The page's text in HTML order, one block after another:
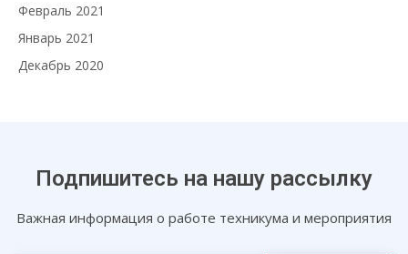
Февраль 2021
Январь 2021
Декабрь 2020
Подпишитесь на нашу рассылку
Важная информация о работе техникума и мероприятия